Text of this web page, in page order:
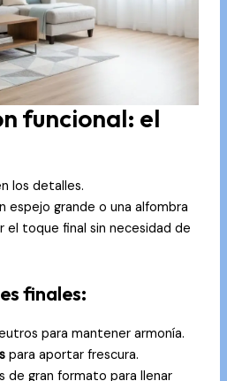
funcional: el
los detalles.
espejo grande o una alfombra
el toque final sin necesidad de
finales:
para mantener armonía.
para aportar frescura.
de gran formato para llenar